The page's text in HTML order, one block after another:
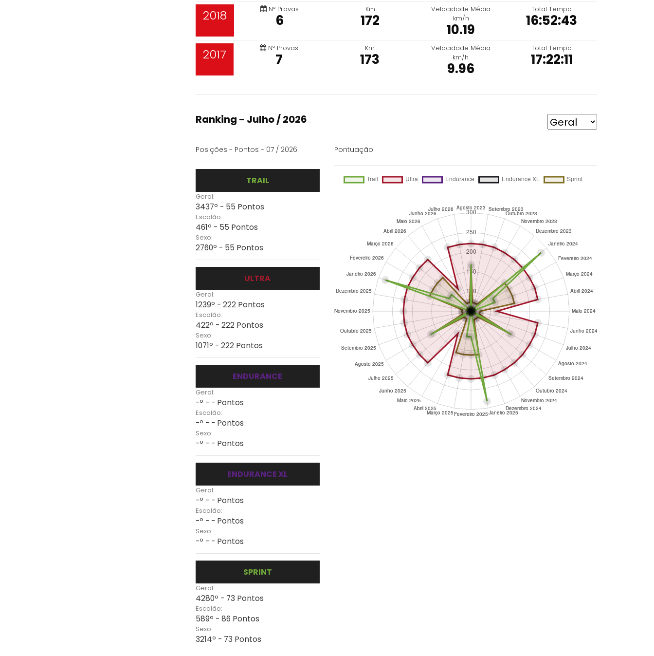
2018 Nº Provas
6
Km
172
Velocidade Média
km/h
10.19
Total Tempo
16:52:43
2017 Nº Provas
7
Km
173
Velocidade Média
km/h
9.96
Total Tempo
17:22:11
Ranking - Julho / 2026
Posições - Pontos - 07 / 2026
TRAIL
Geral:
3437º - 55 Pontos
Escalão:
461º - 55 Pontos
Sexo:
2760º - 55 Pontos
ULTRA
Geral:
1239º - 222 Pontos
Escalão:
422º - 222 Pontos
Sexo:
1071º - 222 Pontos
ENDURANCE
Geral:
-º - - Pontos
Escalão:
-º - - Pontos
Sexo:
-º - - Pontos
ENDURANCE XL
Geral:
-º - - Pontos
Escalão:
-º - - Pontos
Sexo:
-º - - Pontos
SPRINT
Geral:
4280º - 73 Pontos
Escalão:
589º - 86 Pontos
Sexo:
3214º - 73 Pontos
Pontuação